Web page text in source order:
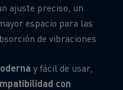
ajuste preciso, un
espacio para las
de vibraciones
y fácil de usar,
con